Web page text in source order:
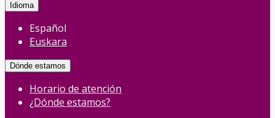
Idioma
Español
Euskara
Dónde estamos
Horario de atención
¿Dónde estamos?